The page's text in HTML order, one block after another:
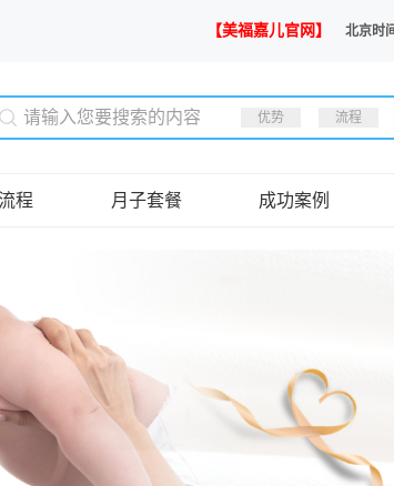
【美福嘉儿官网】 北京时
优势 流程
程 月子套餐 成功案例